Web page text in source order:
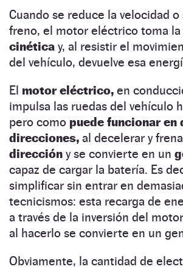
Cuando se reduce la velocidad o
freno, el motor eléctrico toma la
cinética y, al resistir el
del vehículo, devuelve esa
El motor eléctrico, en
impulsa las ruedas del vehículo
pero como puede funcionar en
direcciones, al decelerar y
dirección y se convierte en un
capaz de cargar la batería. Es
simplificar sin entrar en
tecnicismos: esta recarga de
a través de la inversión del
al hacerlo se convierte en un
Obviamente, la cantidad de